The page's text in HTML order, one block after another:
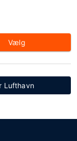
Vælg
Lufthavn